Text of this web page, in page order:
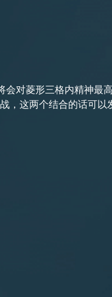
对菱形三格内精神最
，这两个结合的话可以